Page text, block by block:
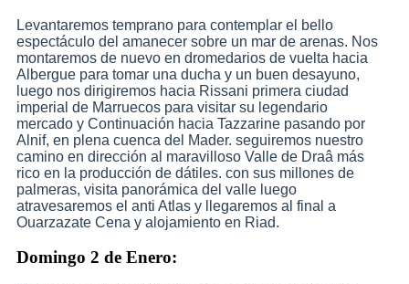
Levantaremos temprano para contemplar el bello
espectáculo del amanecer sobre un mar de arenas. Nos
montaremos de nuevo en dromedarios de vuelta hacia
Albergue para tomar una ducha y un buen desayuno,
luego nos dirigiremos hacia Rissani primera ciudad
imperial de Marruecos para visitar su legendario
mercado y Continuación hacia Tazzarine pasando por
Alnif, en plena cuenca del Mader. seguiremos nuestro
camino en dirección al maravilloso Valle de Draâ más
rico en la producción de dátiles. con sus millones de
palmeras, visita panorámica del valle luego
atravesaremos el anti Atlas y llegaremos al final a
Ouarzazate Cena y alojamiento en Riad.
Domingo 2 de Enero: